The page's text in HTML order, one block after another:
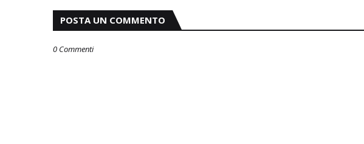
POSTA UN COMMENTO
0 Commenti